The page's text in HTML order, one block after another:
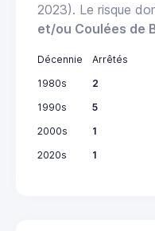
2023). Le risque
et/ou Coulées de
Décennie
Arrêtés
1980s
2
1990s
5
2000s
1
2020s
1